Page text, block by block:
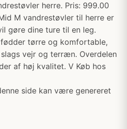
herre. Pris: 999.00
M vandrestøvler til herre er
gøre dine ture til en leg.
tørre og komfortable,
vejr og terræn. Overdelen
af høj kvalitet. V Køb hos
side kan være genereret